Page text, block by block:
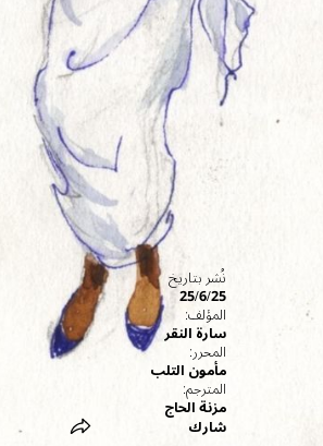
نُشر بتاريخ
25/6/25
المؤلف:
سارة النقر
المحرر:
مأمون التلب
المترجم:
مزنة الحاج
شارك